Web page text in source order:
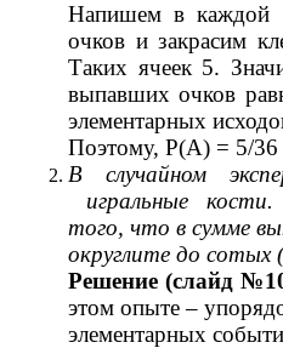
Напишем в каждой
очков и закрасим
Таких ячеек 5.
выпавших очков
элементарных
Поэтому, Р(А) = 5/36
В случайном
игральные
того, что в сумме
округлите до сотых
Решение (слайд
этом опыте –
элементарных